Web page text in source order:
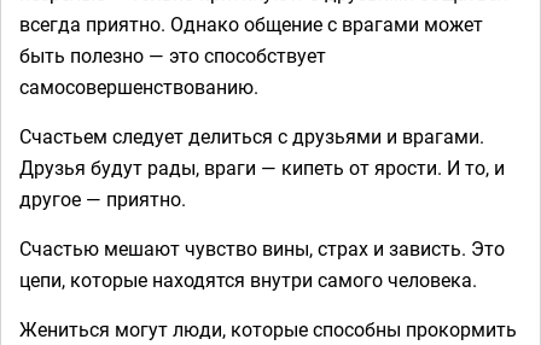
всегда приятно. Однако общение с врагами может
быть полезно — это способствует
самосовершенствованию.
Счастьем следует делиться с друзьями и врагами.
Друзья будут рады, враги — кипеть от ярости. И то, и
другое — приятно.
Счастью мешают чувство вины, страх и зависть. Это
цепи, которые находятся внутри самого человека.
Жениться могут люди, которые способны прокормить